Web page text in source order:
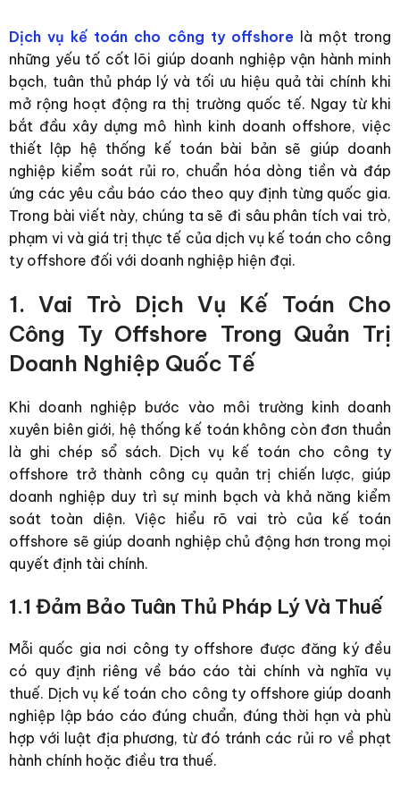
Dịch vụ kế toán cho công ty offshorelà một trong
những yếu tố cốt lõi giúp doanh nghiệp vận hành minh
bạch, tuân thủ pháp lý và tối ưu hiệu quả tài chính khi
mở rộng hoạt động ra thị trường quốc tế. Ngay từ khi
bắt đầu xây dựng mô hình kinh doanh offshore, việc
thiết lập hệ thống kế toán bài bản sẽ giúp doanh
nghiệp kiểm soát rủi ro, chuẩn hóa dòng tiền và đáp
ứng các yêu cầu báo cáo theo quy định từng quốc gia.
Trong bài viết này, chúng ta sẽ đi sâu phân tích vai trò,
phạm vi và giá trị thực tế của dịch vụ kế toán cho công
ty offshore đối với doanh nghiệp hiện đại.
1. Vai Trò Dịch Vụ Kế Toán Cho
Công Ty Offshore Trong Quản Trị
Doanh Nghiệp Quốc Tế
Khi doanh nghiệp bước vào môi trường kinh doanh
xuyên biên giới, hệ thống kế toán không còn đơn thuần
là ghi chép sổ sách. Dịch vụ kế toán cho công ty
offshore trở thành công cụ quản trị chiến lược, giúp
doanh nghiệp duy trì sự minh bạch và khả năng kiểm
soát toàn diện. Việc hiểu rõ vai trò của kế toán
offshore sẽ giúp doanh nghiệp chủ động hơn trong mọi
quyết định tài chính.
1.1 Đảm Bảo Tuân Thủ Pháp Lý Và Thuế
Mỗi quốc gia nơi công ty offshore được đăng ký đều
có quy định riêng về báo cáo tài chính và nghĩa vụ
thuế. Dịch vụ kế toán cho công ty offshore giúp doanh
nghiệp lập báo cáo đúng chuẩn, đúng thời hạn và phù
hợp với luật địa phương, từ đó tránh các rủi ro về phạt
hành chính hoặc điều tra thuế.